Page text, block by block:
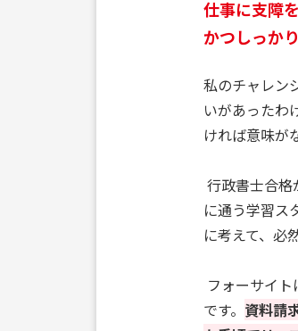
仕事に支障
かつしっか
私のチャレン
いがあったわ
ければ意味が
行政書士合
に通う学習ス
に考えて、必
フォーサイ
です。 資料請